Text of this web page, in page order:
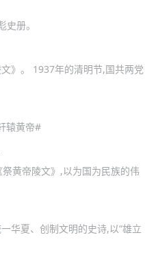
册。
》。 1937年的清明节,国共两党
辕黄帝#
黄帝陵文》,以为国为民族的伟
华夏、创制文明的史诗,以“雄立